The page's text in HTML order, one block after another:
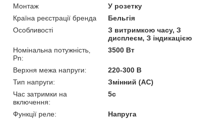
Монтаж
У розетку
Країна реєстрації бренда
Бельгія
Особливості
З витримкою часу, З
дисплеєм, З індикацією
Номінальна потужність,
Pn:
3500 Вт
Верхня межа напруги:
220-300 В
Тип напруги:
Змінний (AC)
Час затримки на
включення:
5с
Функції реле:
Напруга